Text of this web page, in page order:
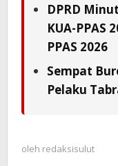
DPRD
KUA-PPAS
PPAS 2026
Sempat
Pelaku
oleh redaksisulut